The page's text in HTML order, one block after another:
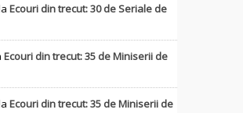
Ecouri din trecut: 30 de Seriale de
Ecouri din trecut: 35 de Miniserii de
Ecouri din trecut: 35 de Miniserii de